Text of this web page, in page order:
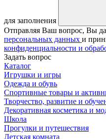
для заполнения
Отправляя Ваш вопрос, Вы
персональных данных и
конфиденциальности и
Задать вопрос
Каталог
Игрушки и игры
Одежда и обувь
Спортивные товары и
Творчество, развитие и
Декоративная косметика и
Школа
Прогулки и путешествия
Детская комната